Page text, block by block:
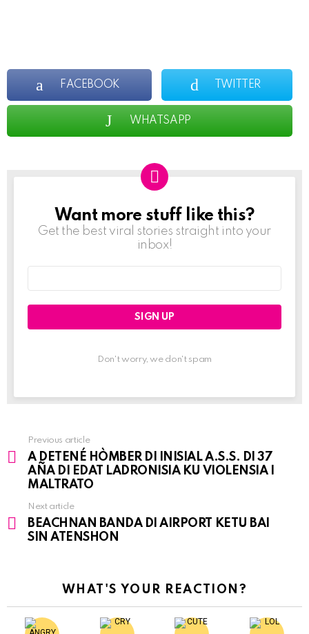
FACEBOOK TWITTER
WHATSAPP
NEWSLETTER
Want more stuff like this?
Get the best viral stories straight into your
inbox!
Don't worry, we don't spam
See
more
Previous article
A DETENÉ HÒMBER DI INISIAL A.S.S. DI 37
AÑA DI EDAT LADRONISIA KU VIOLENSIA I
MALTRATO
Next article
BEACHNAN BANDA DI AIRPORT KETU BAI
SIN ATENSHON
WHAT'S YOUR REACTION?